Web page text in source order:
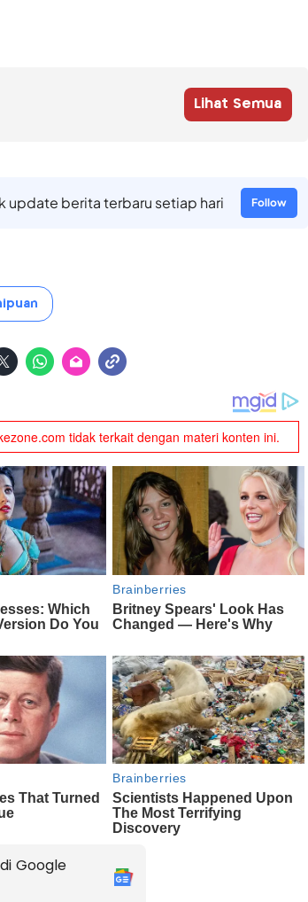
Lihat Semua
update berita terbaru setiap hari Follow
Google